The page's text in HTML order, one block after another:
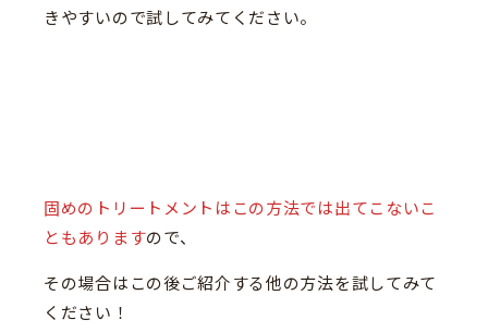
きやすいので試してみてください。
固めのトリートメントはこの方法では出てこないこ
ともありますので、
その場合はこの後ご紹介する他の方法を試してみて
ください！